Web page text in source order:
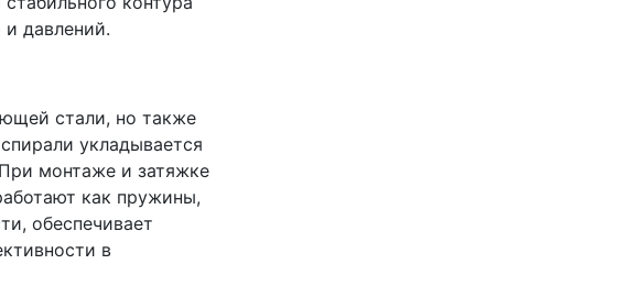
давлений.
стали, но также
укладывается
монтаже и затяжке
как пружины,
обеспечивает
в